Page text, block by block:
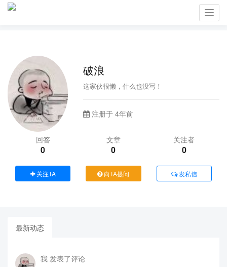
破浪
这家伙很懒，什么也没写！
注册于 4年前
回答
0
文章
0
关注者
0
关注TA 向TA提问 发私信
最新动态
我 发表了评论